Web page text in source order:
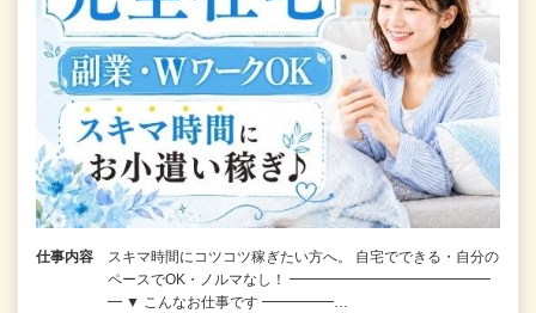
仕事内容
スキマ時間にコツコツ稼ぎたい方へ。 自宅でできる・自分の
ペースでOK・ノルマなし！ ━━━━━━━━━━━━━━
━ ▼ こんなお仕事です ━━━━━…